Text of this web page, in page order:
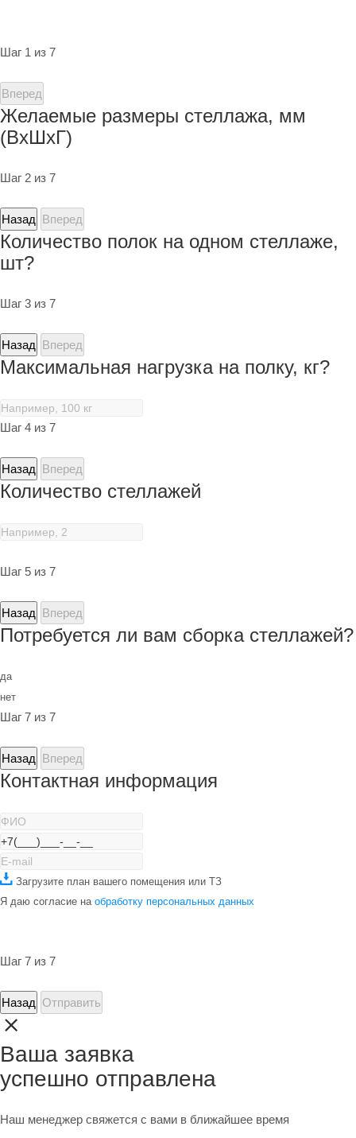
Шаг 1 из 7
Вперед
Желаемые размеры стеллажа, мм
(ВхШхГ)
Шаг 2 из 7
Назад Вперед
Количество полок на одном стеллаже,
шт?
Шаг 3 из 7
Назад Вперед
Максимальная нагрузка на полку, кг?
Шаг 4 из 7
Назад Вперед
Количество стеллажей
Шаг 5 из 7
Назад Вперед
Потребуется ли вам сборка стеллажей?
да
нет
Шаг 7 из 7
Назад Вперед
Контактная информация
Загрузите план вашего помещения или ТЗ
Я даю согласие на обработку персональных данных
Шаг 7 из 7
Назад Отправить
Ваша заявка
успешно отправлена
Наш менеджер свяжется с вами в ближайшее время